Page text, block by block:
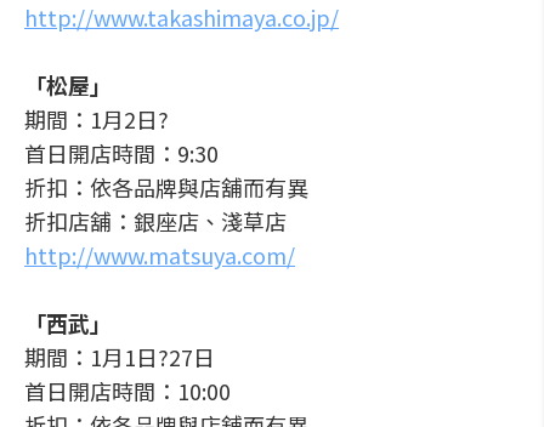
http://www.takashimaya.co.jp/
「松屋」
期間：1月2日?
首日開店時間：9:30
折扣：依各品牌與店舖而有異
折扣店舖：銀座店、淺草店
http://www.matsuya.com/
「西武」
期間：1月1日?27日
首日開店時間：10:00